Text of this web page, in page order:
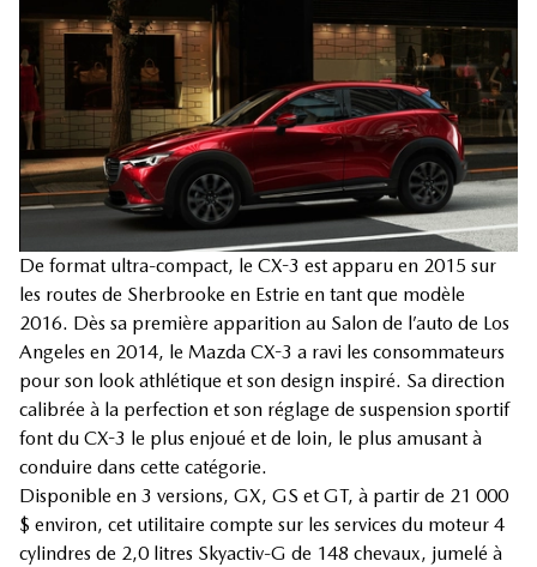
De format ultra-compact, le CX-3 est apparu en 2015 sur
les routes de Sherbrooke en Estrie en tant que modèle
2016. Dès sa première apparition au Salon de l’auto de Los
Angeles en 2014, le Mazda CX-3 a ravi les consommateurs
pour son look athlétique et son design inspiré. Sa direction
calibrée à la perfection et son réglage de suspension sportif
font du CX-3 le plus enjoué et de loin, le plus amusant à
conduire dans cette catégorie.
Disponible en 3 versions, GX, GS et GT, à partir de 21 000
$ environ, cet utilitaire compte sur les services du moteur 4
cylindres de 2,0 litres Skyactiv-G de 148 chevaux, jumelé à